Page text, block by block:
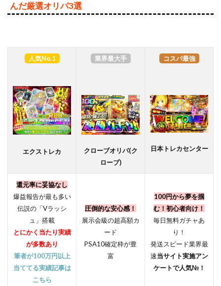
んだ厳選オリパ3選
人気No.1
エクストレカ
業界最大手
クローブオリパ(ク
ローブ)
コスパ最強
日本トレカセンター
還元率に妥協なし
爆益報告が最も多い
伝説の「Vラッシ
ュ」搭載
とにかく当たり実績
が多数あり
筆者が100万円以上
当ててる実績記事は
こちら
圧倒的な安心感！
展示会級の超高額カ
ード
PSA10確定枠が豊
富
100円から夢を掴
む！初心者向け！
毎日無料ガチャあ
り！
発送スピード業界最
速当サイト実施アン
ケートで人気№！